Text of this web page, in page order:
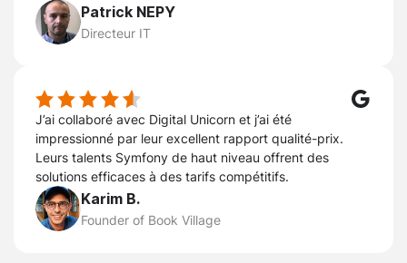
Patrick NEPY
Directeur IT
J’ai collaboré avec Digital Unicorn et j’ai été
impressionné par leur excellent rapport qualité-prix.
Leurs talents Symfony de haut niveau offrent des
solutions efficaces à des tarifs compétitifs.
Karim B.
Founder of Book Village